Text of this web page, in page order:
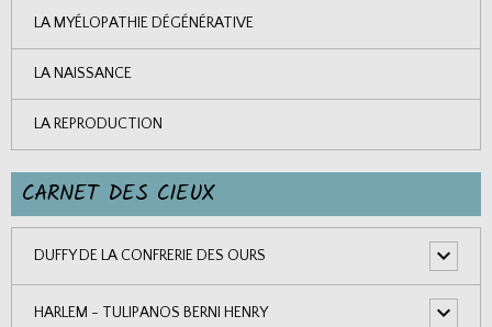
LA MYÉLOPATHIE DÉGÉNÉRATIVE
LA NAISSANCE
LA REPRODUCTION
CARNET DES CIEUX
DUFFY DE LA CONFRERIE DES OURS
HARLEM - TULIPANOS BERNI HENRY